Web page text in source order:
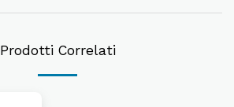
Prodotti Correlati